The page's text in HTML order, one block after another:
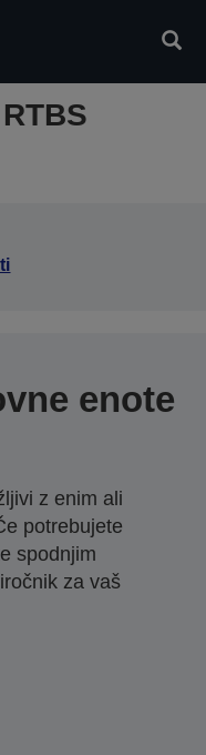
enote
z enim ali
potrebujete
spodnjim
za vaš